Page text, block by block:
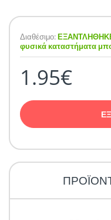
Διαθέσιμο:ΕΞΑΝΤΛΗΘΗΚΕ
φυσικά καταστήματα
1.95€